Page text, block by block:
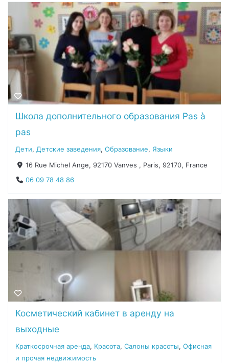
Школа дополнительного образования Pas à
pas
Дети,Детские заведения,Образование, Языки
16 Rue Michel Ange, 92170 Vanves , Paris, 92170, France
06 09 78 48 86
Косметический кабинет в аренду на
выходные
Краткосрочная аренда, Красота,Салоны красоты,Офисная
и прочая недвижимость